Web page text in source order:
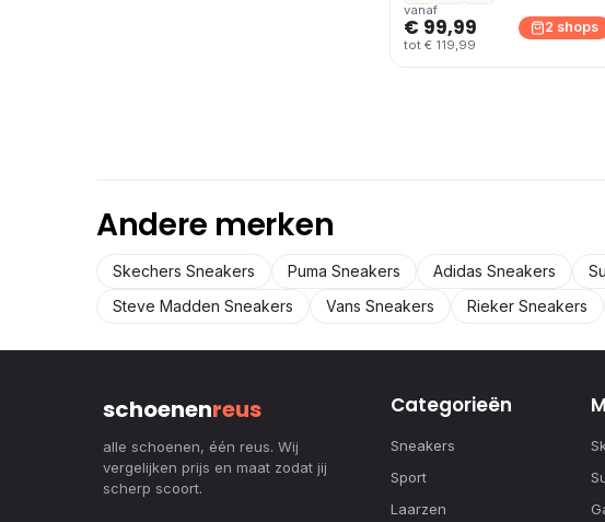
vanaf
€ 99,99
tot € 119,99
2 shops
Andere merken
Skechers Sneakers Puma Sneakers Adidas Sneakers
Steve Madden Sneakers
Vans Sneakers Rieker Sneakers
schoenenreus
alle schoenen, één reus. Wij
vergelijken prijs en maat zodat jij
scherp scoort.
Categorieën
Sneakers
Sport
Laarzen